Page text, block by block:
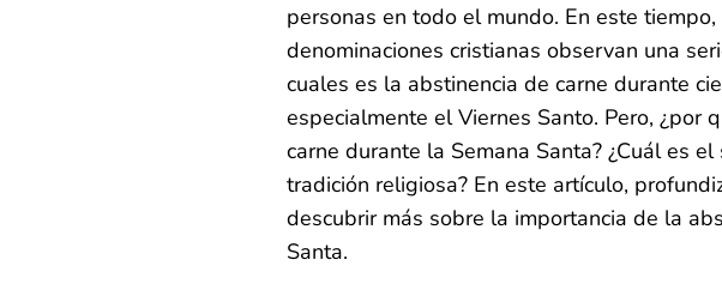
personas en todo el mundo. En este
denominaciones cristianas observan una
cuales es la abstinencia de carne durante
especialmente el Viernes Santo. Pero, ¿por
carne durante la Semana Santa? ¿Cuál es
tradición religiosa? En este artículo,
descubrir más sobre la importancia de la
Santa.